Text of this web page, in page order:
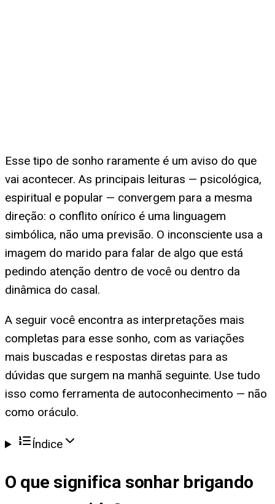
Esse tipo de sonho raramente é um aviso do que
vai acontecer. As principais leituras — psicológica,
espiritual e popular — convergem para a mesma
direção: o conflito onírico é uma linguagem
simbólica, não uma previsão. O inconsciente usa a
imagem do marido para falar de algo que está
pedindo atenção dentro de você ou dentro da
dinâmica do casal.
A seguir você encontra as interpretações mais
completas para esse sonho, com as variações
mais buscadas e respostas diretas para as
dúvidas que surgem na manhã seguinte. Use tudo
isso como ferramenta de autoconhecimento — não
como oráculo.
Índice
O que significa sonhar brigando